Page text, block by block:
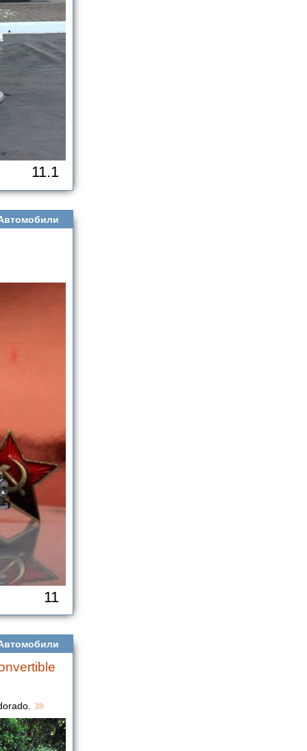
11.1
11